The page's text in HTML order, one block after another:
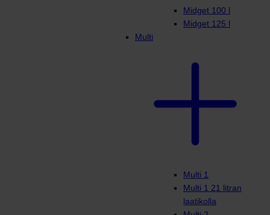
Midget 100 l
Midget 125 l
Multi
Multi 1
Multi 1 21 litran
laatikolla